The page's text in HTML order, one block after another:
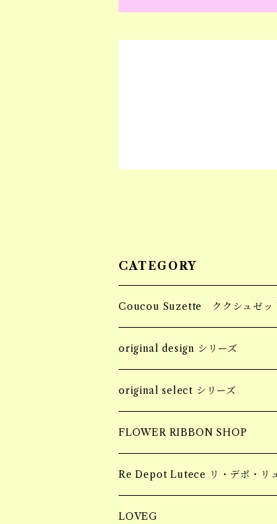
CATEGORY
Coucou Suzette ククシュゼッ
Hair Clip ヘアクリップ
Socks 靴下
Pins ピンバッジ
Hair Claw ヘアクロー
BIG HAIR CLAW 大きいヘアクロ
original design シリーズ
accessory
piercing
earring
apparel
tops
souvenir
original select シリーズ
accessory
piercing
earring
apparel
tops
Candle
FLOWER RIBBON SHOP
お花柄ステッカー
Re Depot Lutece リ・デポ・リ
コッドシートBOX
LOVEG